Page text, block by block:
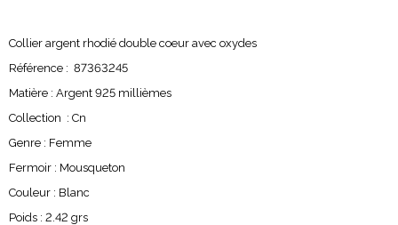
Collier argent rhodié double coeur avec oxydes
Référence : 87363245
Matière : Argent 925 millièmes
Collection : Cn
Genre : Femme
Fermoir : Mousqueton
Couleur : Blanc
Poids : 2.42 grs